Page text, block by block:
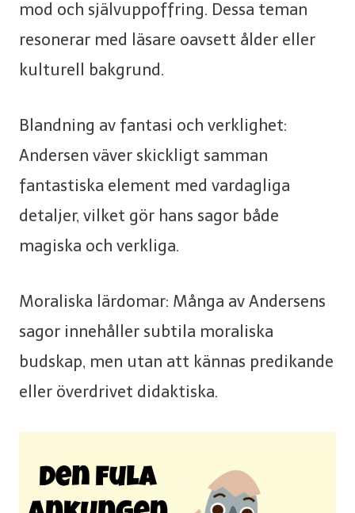
mod och självuppoffring. Dessa teman
resonerar med läsare oavsett ålder eller
kulturell bakgrund.
Blandning av fantasi och verklighet:
Andersen väver skickligt samman
fantastiska element med vardagliga
detaljer, vilket gör hans sagor både
magiska och verkliga.
Moraliska lärdomar: Många av Andersens
sagor innehåller subtila moraliska
budskap, men utan att kännas predikande
eller överdrivet didaktiska.